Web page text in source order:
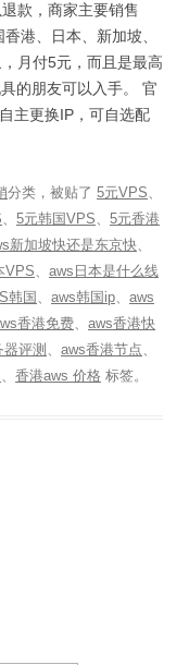
款，商家主要销售
港、日本、新加坡、
月付5元，而且是最高
的朋友可以入手。 官
主更换IP，可自选配
分类，被贴了 5元VPS、
、 5元韩国VPS、 5元香港
新加坡快还是东京快、
VPS、 aws日本是什么线
韩国 、 aws韩国ip、 aws
香港免费、 aws香港快
评测 、 aws香港节点、
、 香港aws 价格 标签。